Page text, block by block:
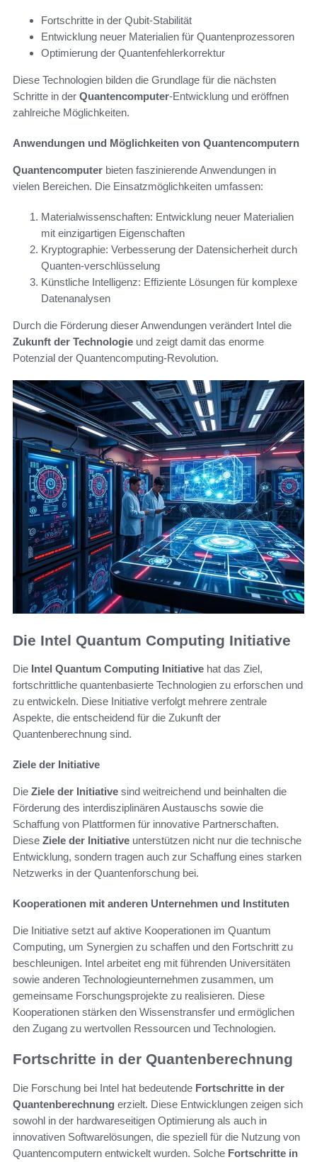
Fortschritte in der Qubit-Stabilität
Entwicklung neuer Materialien für Quantenprozessoren
Optimierung der Quantenfehlerkorrektur
Diese Technologien bilden die Grundlage für die nächsten
Schritte in der Quantencomputer-Entwicklung und eröffnen
zahlreiche Möglichkeiten.
Anwendungen und Möglichkeiten von Quantencomputern
Quantencomputer bieten faszinierende Anwendungen in
vielen Bereichen. Die Einsatzmöglichkeiten umfassen:
Materialwissenschaften: Entwicklung neuer Materialien
mit einzigartigen Eigenschaften
Kryptographie: Verbesserung der Datensicherheit durch
Quanten-verschlüsselung
Künstliche Intelligenz: Effiziente Lösungen für komplexe
Datenanalysen
Durch die Förderung dieser Anwendungen verändert Intel die
Zukunft der Technologie und zeigt damit das enorme
Potenzial der Quantencomputing-Revolution.
Die Intel Quantum Computing Initiative
Die Intel Quantum Computing Initiative hat das Ziel,
fortschrittliche quantenbasierte Technologien zu erforschen und
zu entwickeln. Diese Initiative verfolgt mehrere zentrale
Aspekte, die entscheidend für die Zukunft der
Quantenberechnung sind.
Ziele der Initiative
Die Ziele der Initiative sind weitreichend und beinhalten die
Förderung des interdisziplinären Austauschs sowie die
Schaffung von Plattformen für innovative Partnerschaften.
Diese Ziele der Initiative unterstützen nicht nur die technische
Entwicklung, sondern tragen auch zur Schaffung eines starken
Netzwerks in der Quantenforschung bei.
Kooperationen mit anderen Unternehmen und Instituten
Die Initiative setzt auf aktive Kooperationen im Quantum
Computing, um Synergien zu schaffen und den Fortschritt zu
beschleunigen. Intel arbeitet eng mit führenden Universitäten
sowie anderen Technologieunternehmen zusammen, um
gemeinsame Forschungsprojekte zu realisieren. Diese
Kooperationen stärken den Wissenstransfer und ermöglichen
den Zugang zu wertvollen Ressourcen und Technologien.
Fortschritte in der Quantenberechnung
Die Forschung bei Intel hat bedeutende Fortschritte in der
Quantenberechnung erzielt. Diese Entwicklungen zeigen sich
sowohl in der hardwareseitigen Optimierung als auch in
innovativen Softwarelösungen, die speziell für die Nutzung von
Quantencomputern entwickelt wurden. Solche Fortschritte in